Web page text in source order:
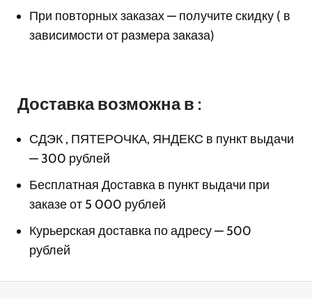
При повторных заказах — получите скидку ( в
зависимости от размера заказа)
Доставка возможна в :
СДЭК , ПЯТЕРОЧКА, ЯНДЕКС в пункт выдачи
— 300 рублей
Бесплатная Доставка в пункт выдачи при
заказе от 5 000 рублей
Курьерская доставка по адресу — 500
рублей